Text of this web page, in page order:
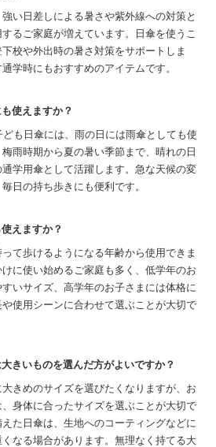
い日差しによる暑さや紫外線への対策と
るご家庭が増えています。日傘を使うこ
校や外出時の暑さ対策をサポートしま
学時にもおすすめのアイテムです。
使えますか？
も日傘には、雨の日には雨傘としても使
雨時期から夏の暑い季節まで、晴れの日
学用傘として活躍します。急な天候の変
日の持ち歩きにも便利です。
えますか？
て歩けるようになる年齢から使用できま
に使い始めるご家庭も多く、低学年のお
いサイズ、高学年のお子さまには体格に
使用シーンに合わせて選ぶことが大切で
きいものを選んだ方がよいですか？
きめのサイズを選びたくなりますが、お
身体に合ったサイズを選ぶことが大切で
た日傘は、生地へのコーティングなどに
なる場合があります。無理なく持てる大